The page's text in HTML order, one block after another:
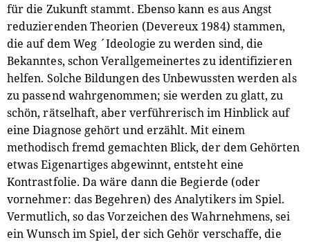
für die Zukunft stammt. Ebenso kann es aus Angst
reduzierenden Theorien (Devereux 1984) stammen,
die auf dem Weg ´Ideologie zu werden sind, die
Bekanntes, schon Verallgemeinertes zu identifizieren
helfen. Solche Bildungen des Unbewussten werden als
zu passend wahrgenommen; sie werden zu glatt, zu
schön, rätselhaft, aber verführerisch im Hinblick auf
eine Diagnose gehört und erzählt. Mit einem
methodisch fremd gemachten Blick, der dem Gehörten
etwas Eigenartiges abgewinnt, entsteht eine
Kontrastfolie. Da wäre dann die Begierde (oder
vornehmer: das Begehren) des Analytikers im Spiel.
Vermutlich, so das Vorzeichen des Wahrnehmens, sei
ein Wunsch im Spiel, der sich Gehör verschaffe, die